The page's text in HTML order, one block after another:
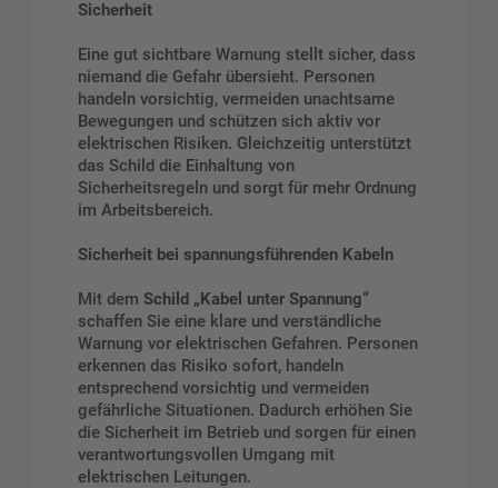
Sicherheit
Eine gut sichtbare Warnung stellt sicher, dass
niemand die Gefahr übersieht. Personen
handeln vorsichtig, vermeiden unachtsame
Bewegungen und schützen sich aktiv vor
elektrischen Risiken. Gleichzeitig unterstützt
das Schild die Einhaltung von
Sicherheitsregeln und sorgt für mehr Ordnung
im Arbeitsbereich.
Sicherheit bei spannungsführenden Kabeln
Mit dem Schild „Kabel unter Spannung“
schaffen Sie eine klare und verständliche
Warnung vor elektrischen Gefahren. Personen
erkennen das Risiko sofort, handeln
entsprechend vorsichtig und vermeiden
gefährliche Situationen. Dadurch erhöhen Sie
die Sicherheit im Betrieb und sorgen für einen
verantwortungsvollen Umgang mit
elektrischen Leitungen.